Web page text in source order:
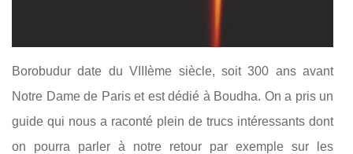
Borobudur date du VIIIème siècle, soit 300 ans avant
Notre Dame de Paris et est dédié à Boudha. On a pris un
guide qui nous a raconté plein de trucs intéressants dont
on pourra parler à notre retour par exemple sur les